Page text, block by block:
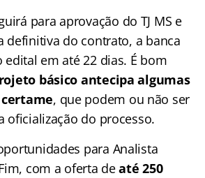
para aprovação do TJ MS e
definitiva do contrato, a banca
em até 22 dias. É bom
básico antecipa algumas
, que podem ou não ser
oficialização do processo.
para Analista
com a oferta deaté 250